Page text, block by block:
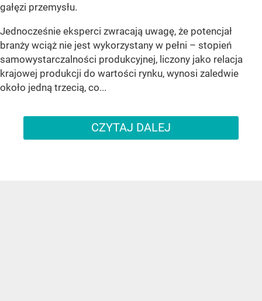
gałęzi przemysłu.
Jednocześnie eksperci zwracają uwagę, że potencjał
branży wciąż nie jest wykorzystany w pełni – stopień
samowystarczalności produkcyjnej, liczony jako relacja
krajowej produkcji do wartości rynku, wynosi zaledwie
około jedną trzecią, co...
CZYTAJ DALEJ